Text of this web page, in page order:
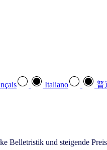
Italiano 普